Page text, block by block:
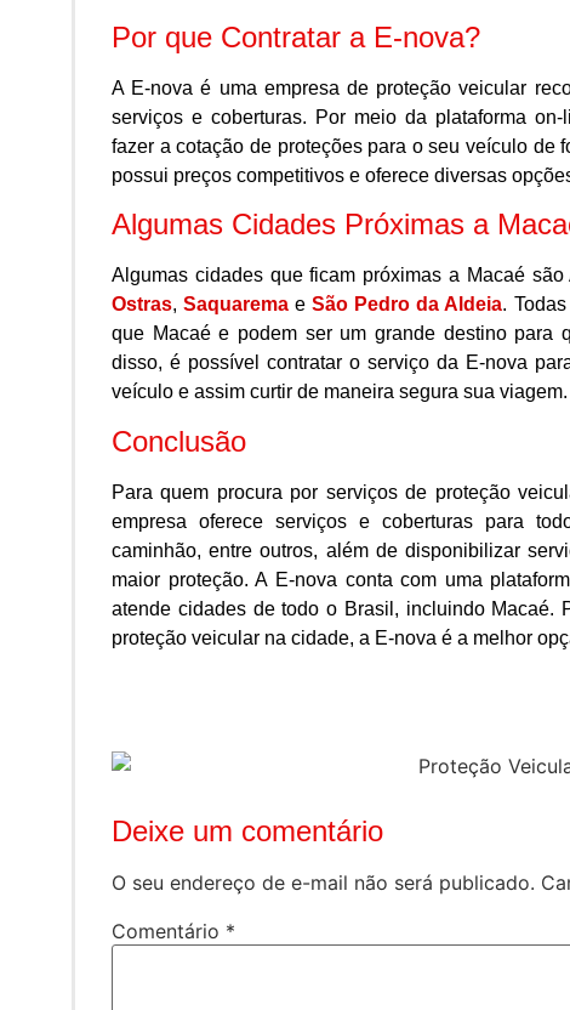
Por que Contratar a E-nova?
A E-nova é uma empresa de proteção veicular
serviços e coberturas. Por meio da plataforma
fazer a cotação de proteções para o seu veículo de
possui preços competitivos e oferece diversas
Algumas Cidades Próximas a
Algumas cidades que ficam próximas a Macaé
Ostras,Saquarema eSão Pedro da Aldeia.
que Macaé e podem ser um grande destino para
disso, é possível contratar o serviço da E-nova
veículo e assim curtir de maneira segura sua viagem.
Conclusão
Para quem procura por serviços de proteção
empresa oferece serviços e coberturas para
caminhão, entre outros, além de disponibilizar
maior proteção. A E-nova conta com uma
atende cidades de todo o Brasil, incluindo Macaé.
proteção veicular na cidade, a E-nova é a melhor
Deixe um comentário
O seu endereço de e-mail não será publicado.
Comentário *